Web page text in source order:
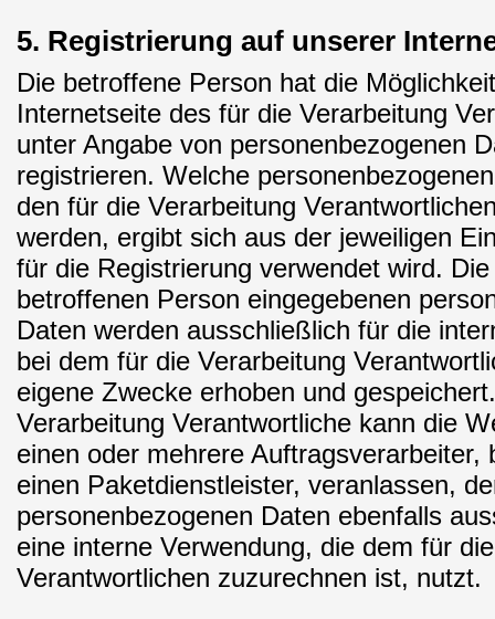
5. Registrierung auf unserer
Die betroffene Person hat die
Internetseite des für die Verarbeitung
unter Angabe von personenbezogenen
registrieren. Welche
den für die Verarbeitung
werden, ergibt sich aus der jeweiligen
für die Registrierung verwendet wird.
betroffenen Person eingegebenen
Daten werden ausschließlich für die
bei dem für die Verarbeitung
eigene Zwecke erhoben und
Verarbeitung Verantwortliche kann die
einen oder mehrere Auftragsverarbeiter,
einen Paketdienstleister, veranlassen,
personenbezogenen Daten ebenfalls
eine interne Verwendung, die dem für
Verantwortlichen zuzurechnen ist, nutzt.